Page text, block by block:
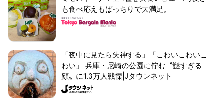
も食べ応えもばっちりで大満足。
「夜中に見たら失神する」「こわいこわいこ
わい」 兵庫・尼崎の公園に佇む〝謎すぎる
顔〟に1.3万人戦慄|Jタウンネット